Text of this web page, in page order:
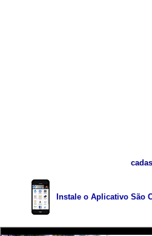
Instale o Aplicativo São